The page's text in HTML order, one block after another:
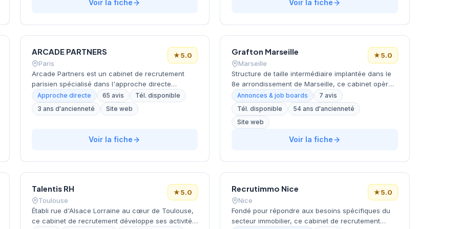
Voir la fiche
dans l'un des arrondissements les plus
dynamiques de Paris lui confère une position
privilégiée pour ses missions de recrutement.
Voir la fiche
ARCADE PARTNERS
Paris
★5.0
Arcade Partners est un cabinet de recrutement
parisien spécialisé dans l'approche directe
(chasse de tête). Le cabinet accompagne les
entreprises des secteurs de l'investissement, de la
gestion de patrimoine, de l'immobilier et de la
dirigeants, en mettant en œuvre un processus sur-
mesure associant écoute attentive et suivi post-
Approche directe 65 avis
Tél. disponible
3 ans d'ancienneté
Site web
Voir la fiche
Grafton Marseille
Marseille
★5.0
Structure de taille intermédiaire implantée dans le
8e arrondissement de Marseille, ce cabinet opère
depuis le quartier du Prado. L'agence marseillaise
fait partie du réseau international Grafton,
spécialisé dans le recrutement et l'intérim. Située
avenue du Prado, elle bénéficie d'une localisation
stratégique dans le secteur Bonneveine pour servir
les entreprises locales et régionales. Les retours
Annonces & job boards
7 avis
Tél. disponible
54 ans d'ancienneté
Site web
Voir la fiche
Talentis RH
Toulouse
★5.0
Établi rue d'Alsace Lorraine au cœur de Toulouse,
ce cabinet de recrutement développe ses activités
Recrutimmo Nice
Nice
★5.0
Fondé pour répondre aux besoins spécifiques du
secteur immobilier, ce cabinet de recrutement